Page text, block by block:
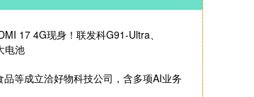
17 4G现身！联发科G91-Ultra、
电池
品等成立洽好物科技公司，含多项AI业务